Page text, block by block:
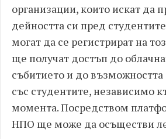
организации, които искат да
дейността си пред
могат да се регистрират на
ще получат достъп до
събитието и до
със студентите, независимо
момента. Посредством
НПО ще може да осъществи